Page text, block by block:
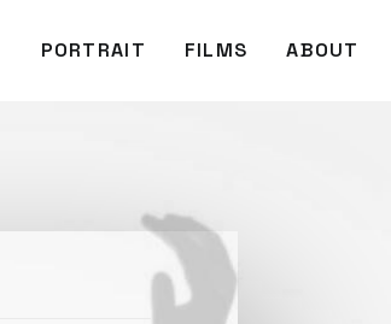
PORTRAIT FILMS ABOUT